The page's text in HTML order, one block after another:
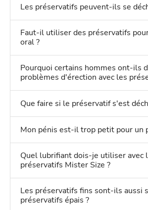
Les préservatifs peuvent-ils se
Faut-il utiliser des préservatifs
oral ?
Pourquoi certains hommes ont-ils
problèmes d'érection avec les
Que faire si le préservatif s'est
Mon pénis est-il trop petit pour un
Quel lubrifiant dois-je utiliser avec
préservatifs Mister Size ?
Les préservatifs fins sont-ils aussi
préservatifs épais ?